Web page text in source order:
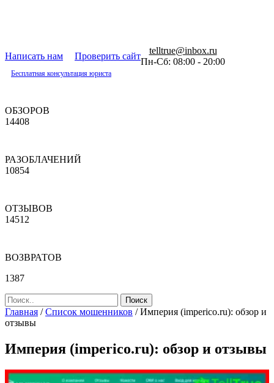
Написать нам Проверить сайт
telltrue@inbox.ru
Пн-Сб: 08:00 - 20:00
Бесплатная консультация юриста
ОБЗОРОВ
14408
РАЗОБЛАЧЕНИЙ
10854
ОТЗЫВОВ
14512
ВОЗВРАТОВ
1387
Главная /Список мошенников /Империя (imperico.ru): обзор и
отзывы
Империя (imperico.ru): обзор и отзывы